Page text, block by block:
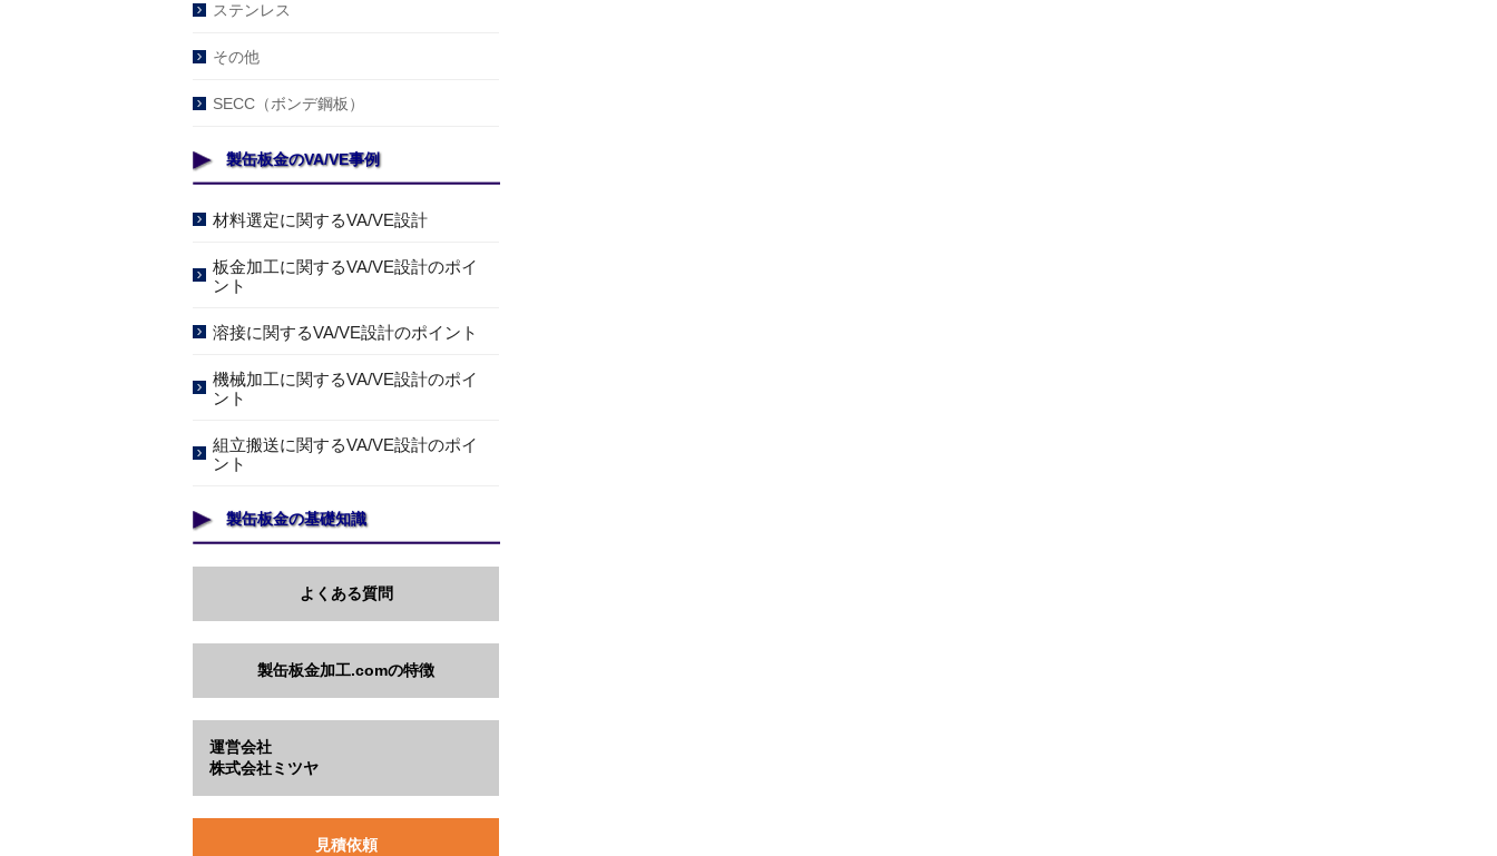
ステンレス
その他
SECC（ボンデ鋼板）
製缶板金のVA/VE事例
材料選定に関するVA/VE設計
板金加工に関するVA/VE設計のポイ
ント
溶接に関するVA/VE設計のポイント
機械加工に関するVA/VE設計のポイ
ント
組立搬送に関するVA/VE設計のポイ
ント
製缶板金の基礎知識
よくある質問
製缶板金加工.comの特徴
運営会社
株式会社ミツヤ
見積依頼